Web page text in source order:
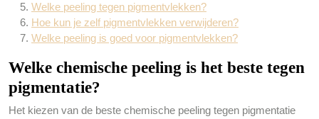
Welke peeling tegen pigmentvlekken?
Hoe kun je zelf pigmentvlekken verwijderen?
Welke peeling is goed voor pigmentvlekken?
Welke chemische peeling is het beste tegen
pigmentatie?
Het kiezen van de beste chemische peeling tegen pigmentatie